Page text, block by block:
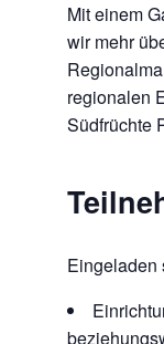
Mit einem
wir mehr
regionalen
Südfrüchte
Eingeladen